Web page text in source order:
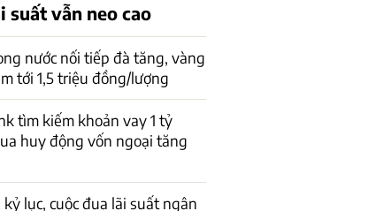
suất vẫn neo cao
nước nối tiếp đà tăng, vàng
tới 1,5 triệu đồng/lượng
tìm kiếm khoản vay 1 tỷ
huy động vốn ngoại tăng
lục, cuộc đua lãi suất ngân